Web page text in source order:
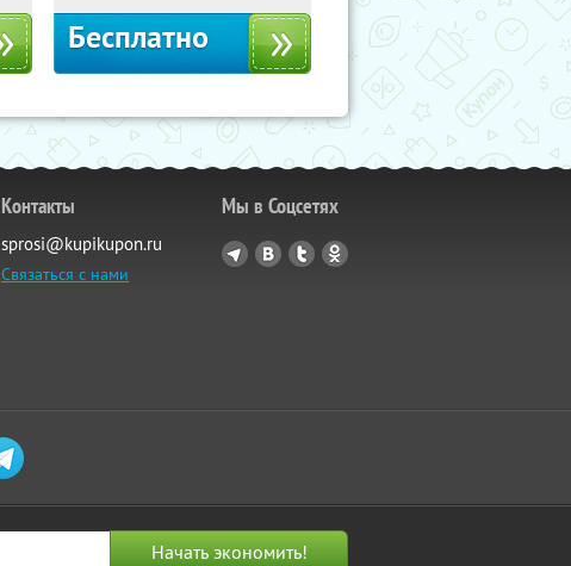
Бесплатно
Контакты
sprosi@kupikupon.ru
Связаться с нами
Мы в Соцсетях